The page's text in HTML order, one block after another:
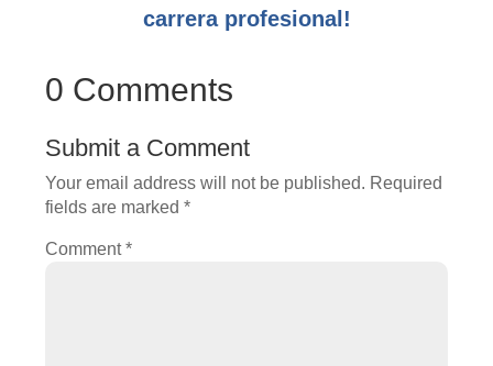
carrera profesional!
0 Comments
Submit a Comment
Your email address will not be published. Required
fields are marked*
Comment*